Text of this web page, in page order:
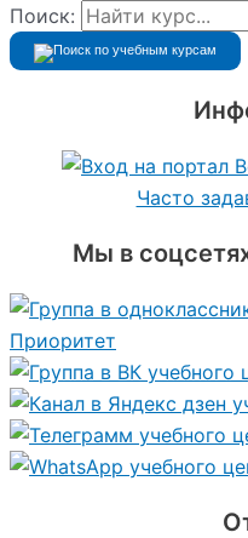
Поиск:
Часто
Мы в